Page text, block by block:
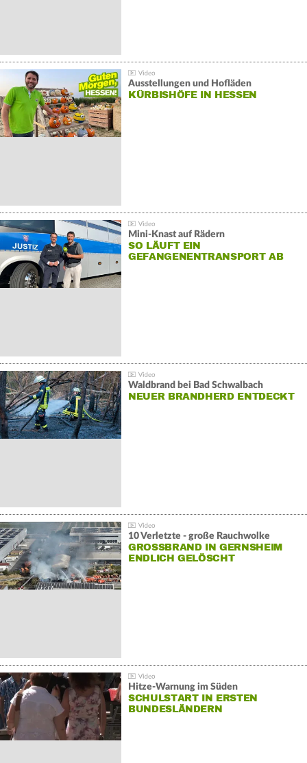
Ausstellungen und Hofläden
KÜRBISHÖFE IN HESSEN
Mini-Knast auf Rädern
SO LÄUFT EIN
GEFANGENENTRANSPORT AB
Waldbrand bei Bad Schwalbach
NEUER BRANDHERD ENTDECKT
10 Verletzte - große Rauchwolke
GROSSBRAND IN GERNSHEIM E
NDLICH GELÖSCHT
Hitze-Warnung im Süden
SCHULSTART IN ERSTEN
BUNDESLÄNDERN